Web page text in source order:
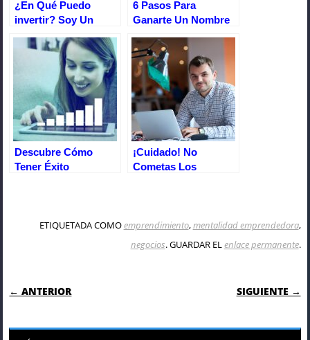
¿En Qué Puedo
invertir? Soy Un
6 Pasos Para
Ganarte Un Nombre
Descubre Cómo
Tener Éxito
¡Cuidado! No
Cometas Los
ETIQUETADA COMOemprendimiento,mentalidad emprendedora,
negocios. GUARDAR ELenlace permanente.
NAVEGACIÓN DE ENTRADAS
← ANTERIOR SIGUIENTE →